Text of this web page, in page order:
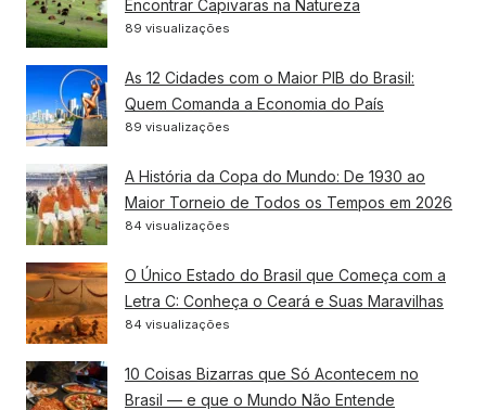
Encontrar Capivaras na Natureza
89 visualizações
As 12 Cidades com o Maior PIB do Brasil:
Quem Comanda a Economia do País
89 visualizações
A História da Copa do Mundo: De 1930 ao
Maior Torneio de Todos os Tempos em 2026
84 visualizações
O Único Estado do Brasil que Começa com a
Letra C: Conheça o Ceará e Suas Maravilhas
84 visualizações
10 Coisas Bizarras que Só Acontecem no
Brasil — e que o Mundo Não Entende